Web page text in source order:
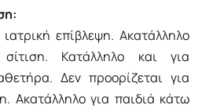
επίβλεψη. Ακατάλληλο
Κατάλληλο και για
Δεν προορίζεται για
Ακατάλληλο για παιδιά κάτω